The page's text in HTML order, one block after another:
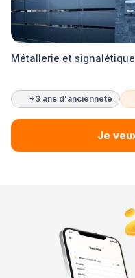
Métallerie et
+3 ans d'ancienneté
Je